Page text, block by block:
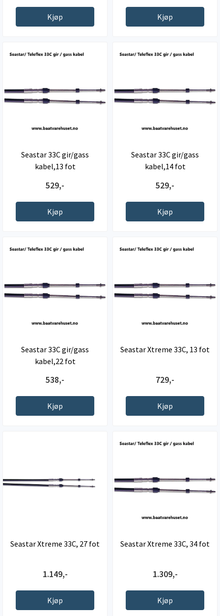
Kjøp Kjøp
Seastar 33C gir/gass
kabel,13 fot
529,-
Kjøp
Seastar 33C gir/gass
kabel,14 fot
529,-
Kjøp
Seastar 33C gir/gass
kabel,22 fot
538,-
Kjøp
Seastar Xtreme 33C, 13 fot
729,-
Kjøp
Seastar Xtreme 33C, 27 fot
1.149,-
Kjøp
Seastar Xtreme 33C, 34 fot
1.309,-
Kjøp